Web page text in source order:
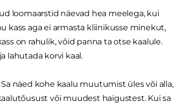
loomaarstid näevad hea meelega, kui
kass aga ei armasta kliinikusse minekut,
on rahulik, võid panna ta otse kaalule.
lahutada korvi kaal.
näed kohe kaalu muutumist üles või alla,
või muudest haigustest. Kui sa